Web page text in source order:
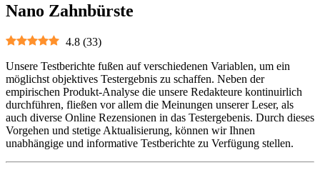
Nano Zahnbürste
4.8 (33)
Unsere Testberichte fußen auf verschiedenen Variablen, um ein
möglichst objektives Testergebnis zu schaffen. Neben der
empirischen Produkt-Analyse die unsere Redakteure kontinuirlich
durchführen, fließen vor allem die Meinungen unserer Leser, als
auch diverse Online Rezensionen in das Testergebenis. Durch dieses
Vorgehen und stetige Aktualisierung, können wir Ihnen
unabhängige und informative Testberichte zu Verfügung stellen.